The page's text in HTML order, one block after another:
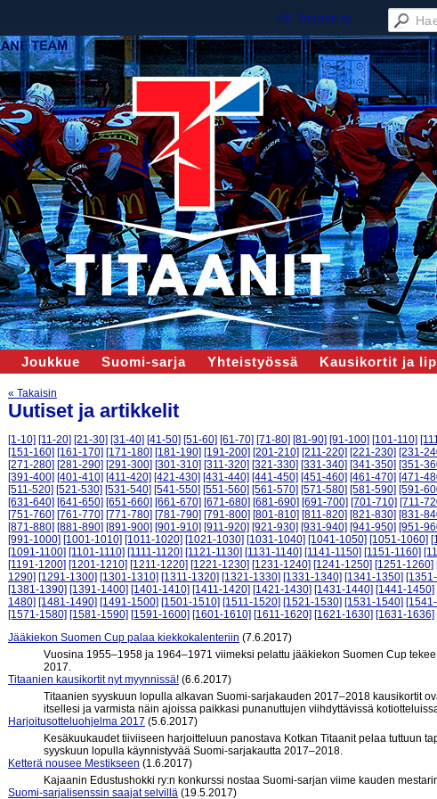
HK Titaanit ry
Joukkue Suomi-sarja Yhteistyössä Kausikortit ja
« Takaisin
Uutiset ja artikkelit
[1-10] [11-20] [21-30] [31-40] [41-50] [51-60] [61-70] [71-80] [81-90] [91-100] [101-110]
[151-160] [161-170] [171-180] [181-190] [191-200] [201-210] [211-220] [221-230] [231-
[271-280] [281-290] [291-300] [301-310] [311-320] [321-330] [331-340] [341-350] [351-
[391-400] [401-410] [411-420] [421-430] [431-440] [441-450] [451-460] [461-470] [471-
[511-520] [521-530] [531-540] [541-550] [551-560] [561-570] [571-580] [581-590] [591-
[631-640] [641-650] [651-660] [661-670] [671-680] [681-690] [691-700] [701-710] [711-
[751-760] [761-770] [771-780] [781-790] [791-800] [801-810] [811-820] [821-830] [831-
[871-880] [881-890] [891-900] [901-910] [911-920] [921-930] [931-940] [941-950] [951-
[991-1000] [1001-1010] [1011-1020] [1021-1030] [1031-1040] [1041-1050] [1051-1060]
[1091-1100] [1101-1110] [1111-1120] [1121-1130] [1131-1140] [1141-1150] [1151-1160]
[1191-1200] [1201-1210] [1211-1220] [1221-1230] [1231-1240] [1241-1250] [1251-1260]
1290] [1291-1300] [1301-1310] [1311-1320] [1321-1330] [1331-1340] [1341-1350]
[1381-1390] [1391-1400] [1401-1410] [1411-1420] [1421-1430] [1431-1440] [1441-1450]
1480] [1481-1490] [1491-1500] [1501-1510] [1511-1520] [1521-1530] [1531-1540]
[1571-1580] [1581-1590] [1591-1600] [1601-1610] [1611-1620] [1621-1630] [1631-1636]
Jääkiekon Suomen Cup palaa kiekkokalenteriin (7.6.2017)
Vuosina 1955–1958 ja 1964–1971 viimeksi pelattu jääkiekon Suomen Cup
2017.
Titaanien kausikortit nyt myynnissä! (6.6.2017)
Titaanien syyskuun lopulla alkavan Suomi-sarjakauden 2017–2018 kausikortit
itsellesi ja varmista näin ajoissa paikkasi punanuttujen viihdyttävissä
Harjoitusotteluohjelma 2017 (5.6.2017)
Kesäkuukaudet tiiviiseen harjoitteluun panostava Kotkan Titaanit pelaa tuttuun
syyskuun lopulla käynnistyvää Suomi-sarjakautta 2017–2018.
Ketterä nousee Mestikseen (1.6.2017)
Kajaanin Edustushokki ry:n konkurssi nostaa Suomi-sarjan viime kauden
Suomi-sarjalisenssin saajat selvillä (19.5.2017)